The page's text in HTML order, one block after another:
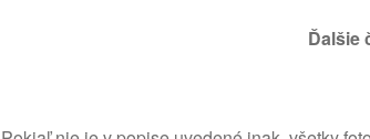
Ďalšie